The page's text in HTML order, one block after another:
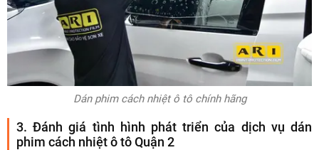
Dán phim cách nhiệt ô tô chính hãng
3. Đánh giá tình hình phát triển của dịch vụ dán
phim cách nhiệt ô tô Quận 2